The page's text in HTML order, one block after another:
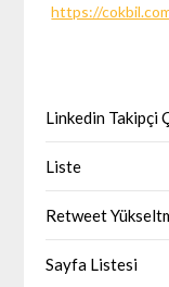
https://
Linkedin Takipçi
Liste
Retweet
Sayfa Listesi